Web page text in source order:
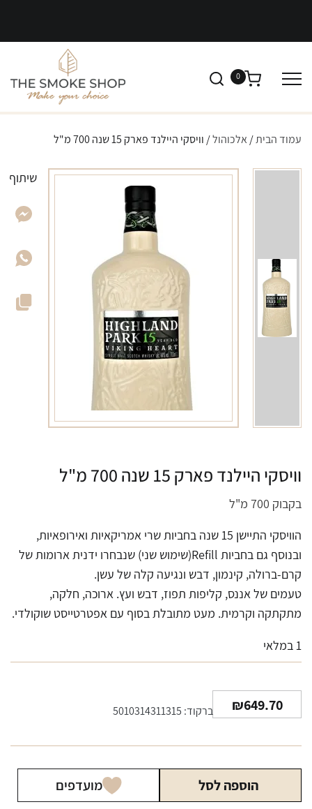
0
עמוד הבית/ אלכוהול/ וויסקי היילנד פארק 15 שנה 700 מ"ל
וויסקי היילנד פארק 15 שנה 700 מ"ל
בקבוק 700 מ"ל
הוויסקי התיישן 15 שנה בחביות שרי אמריקאיות ואירופאיות,
ובנוסף גם בחביות Refill(שימוש שני) שנבחרו ידנית ארומות של
קרם-ברולה, קינמון, דבש ונגיעה קלה של עשן.
טעמים של אננס, קליפות תפוז, דבש ועץ. ארוכה, חלקה,
מתקתקה וקרמית. מעט מתובלת בסוף עם אפטרטייסט שוקולדי.
1 במלאי
₪649.70 ברקוד: 5010314311315
הוספה לסל מועדפים
שיתוף